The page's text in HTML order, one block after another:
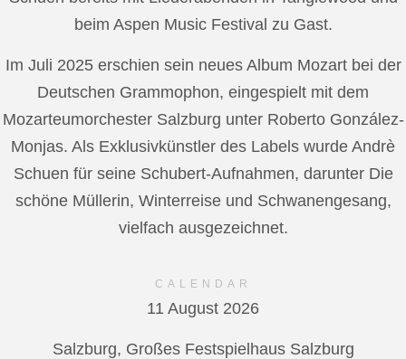
beim Aspen Music Festival zu Gast.
Im Juli 2025 erschien sein neues Album Mozart bei der
Deutschen Grammophon, eingespielt mit dem
Mozarteumorchester Salzburg unter Roberto González-
Monjas. Als Exklusivkünstler des Labels wurde Andrè
Schuen für seine Schubert-Aufnahmen, darunter Die
schöne Müllerin, Winterreise und Schwanengesang,
vielfach ausgezeichnet.
CALENDAR
11 August 2026
Salzburg, Großes Festspielhaus Salzburg